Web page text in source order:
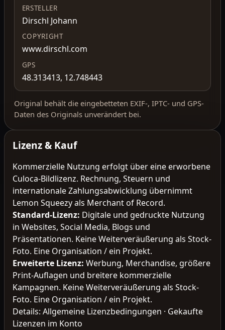
ERSTELLER
Dirschl Johann
COPYRIGHT
www.dirschl.com
GPS
48.313413, 12.748443
Original behält die eingebetteten EXIF-, IPTC- und GPS-
Daten des Originals unverändert bei.
Lizenz & Kauf
Kommerzielle Nutzung erfolgt über eine erworbene
Culoca-Bildlizenz. Rechnung, Steuern und
internationale Zahlungsabwicklung übernimmt
Lemon Squeezy als Merchant of Record.
Standard-Lizenz: Digitale und gedruckte Nutzung
in Websites, Social Media, Blogs und
Präsentationen. Keine Weiterveräußerung als Stock-
Foto. Eine Organisation / ein Projekt.
Erweiterte Lizenz: Werbung, Merchandise, größere
Print-Auflagen und breitere kommerzielle
Kampagnen. Keine Weiterveräußerung als Stock-
Foto. Eine Organisation / ein Projekt.
Details: Allgemeine Lizenzbedingungen · Gekaufte
Lizenzen im Konto